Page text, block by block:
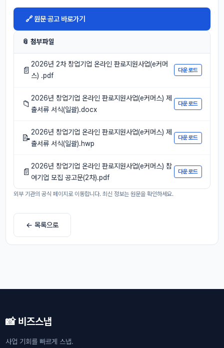
🔗 원문 공고 바로가기
📎 첨부파일
📄
2026년 2차 창업기업 온라인 판로지원사업(e커머
스) .pdf
다운로드
📁
2026년 창업기업 온라인 판로지원사업(e커머스) 제
출서류 서식(일괄).docx
다운로드
📝
2026년 창업기업 온라인 판로지원사업(e커머스) 제
출서류 서식(일괄).hwp
다운로드
📄
2026년 창업기업 온라인 판로지원사업(e커머스) 참
여기업 모집 공고문(2차).pdf
다운로드
외부 기관의 공식 페이지로 이동합니다. 최신 정보는 원문을 확인하세요.
← 목록으로
📸 비즈스냅
사업 기회를 빠르게 스냅.